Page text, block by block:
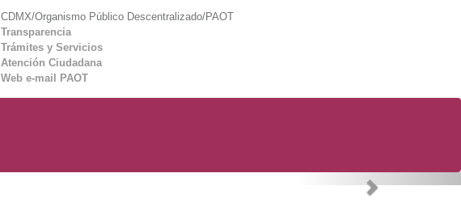
CDMX/Organismo Público Descentralizado/PAOT
Transparencia
Trámites y Servicios
Atención Ciudadana
Web e-mail PAOT
Next